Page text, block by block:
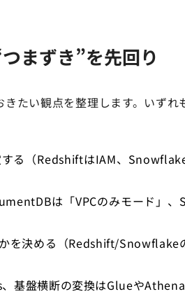
まずき”を先回り
たい観点を整理します。いず
る（RedshiftはIAM、
は「VPCのみモード」
を決める（Redshift/Snowflake
基盤横断の変換はGlueや